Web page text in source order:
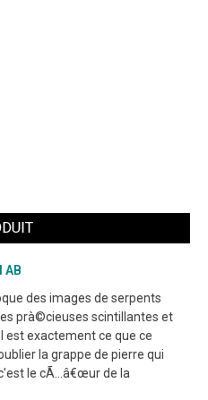
AB
des images de serpents
prà©cieuses scintillantes et
est exactement ce que ce
la grappe de pierre qui
le cÃ…â€œur de la